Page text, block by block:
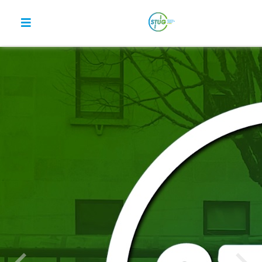
ETUG
de